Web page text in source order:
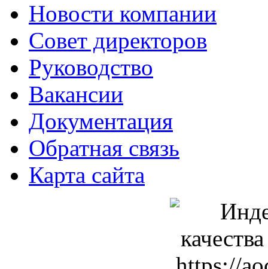
Новости компании
Совет директоров
Руководство
Вакансии
Документация
Обратная связь
Карта сайта